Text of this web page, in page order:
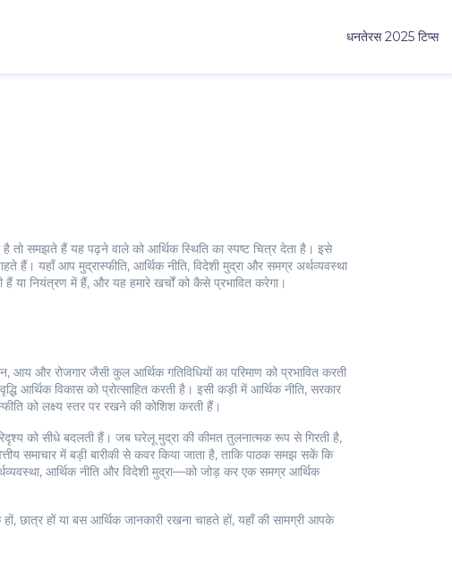
धनतेरस 2025 टिप्स
है तो समझते हैं यह पढ़ने वाले को आर्थिक स्थिति का स्पष्ट चित्र देता है। इसे
हैं। यहाँ आप मुद्रास्फीति, आर्थिक नीति, विदेशी मुद्रा और समग्र अर्थव्यवस्था
या नियंत्रण में हैं, और यह हमारे खर्चों को कैसे प्रभावित करेगा।
आय और रोजगार जैसी कुल आर्थिक गतिविधियों का परिमाण को प्रभावित करती
आर्थिक विकास को प्रोत्साहित करती है। इसी कड़ी मेंआर्थिक नीति, सरकार
को लक्ष्य स्तर पर रखने की कोशिश करती हैं।
को सीधे बदलती हैं। जब घरेलू मुद्रा की कीमत तुलनात्मक रूप से गिरती है,
समाचार में बड़ी बारीकी से कवर किया जाता है, ताकि पाठक समझ सकें कि
आर्थिक नीति और विदेशी मुद्रा—को जोड़ कर एक समग्र आर्थिक
हों या बस आर्थिक जानकारी रखना चाहते हों, यहाँ की सामग्री आपके